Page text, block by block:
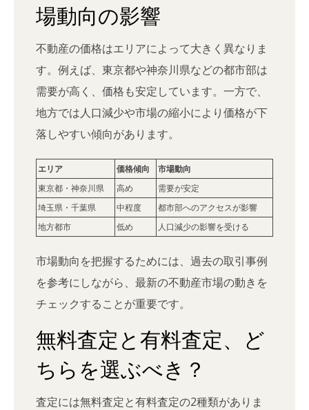
場動向の影響
不動産の価格はエリアによって大きく異なりま
す。例えば、東京都や神奈川県などの都市部は
需要が高く、価格も安定しています。一方で、
地方では人口減少や市場の縮小により価格が下
落しやすい傾向があります。
エリア 価格傾向
市場動向
東京都・神奈川県
高め
需要が安定
埼玉県・千葉県
中程度
都市部へのアクセスが影響
地方都市
低め 人口減少の影響を受ける
市場動向を把握するためには、過去の取引事例
を参考にしながら、最新の不動産市場の動きを
チェックすることが重要です。
無料査定と有料査定、ど
ちらを選ぶべき？
査定には無料査定と有料査定の2種類がありま